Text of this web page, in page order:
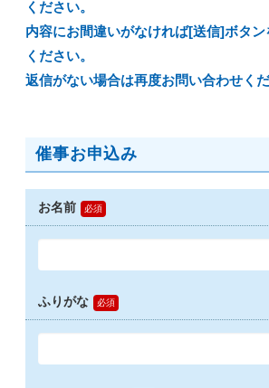
ください。
内容にお間違いがなければ[送信]ボタ
ください。
返信がない場合は再度お問い合わせくだ
催事お申込み
お名前
ふりがな